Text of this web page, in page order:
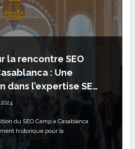
la rencontre SEO
: Une
dans l’expertise SEO
du SEO Camp à Casablanca
historique pour la